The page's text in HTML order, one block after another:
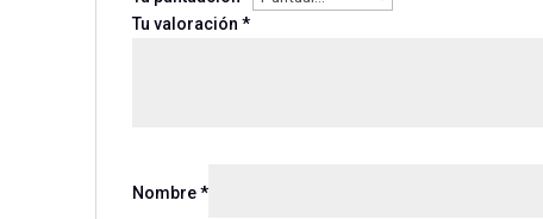
Tu valoración *
Nombre*